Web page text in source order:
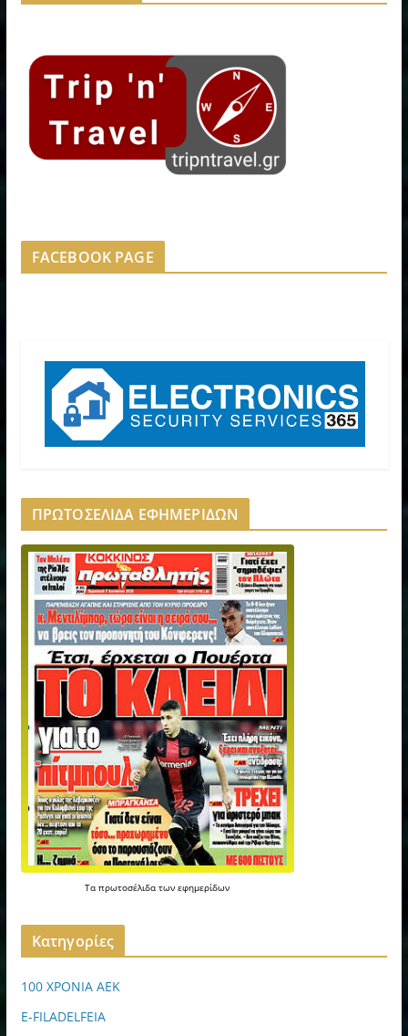
FACEBOOK PAGE
ΠΡΩΤΟΣΕΛΙΔΑ ΕΦΗΜΕΡΙΔΩΝ
Ταπρωτοσέλιδατωνεφημερίδων
Kατηγορίες
100 ΧΡΟΝΙΑ ΑΕΚ
E-FILADELFEIA